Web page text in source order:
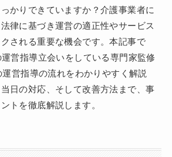
かりできていますか？介護事業者に
律に基づき運営の適正性やサービス
される重要な機会です。本記事で
営指導立会いをしている専門家監修
営指導の流れをわかりやすく解説
日の対応、そして改善方法まで、事
トを徹底解説します。